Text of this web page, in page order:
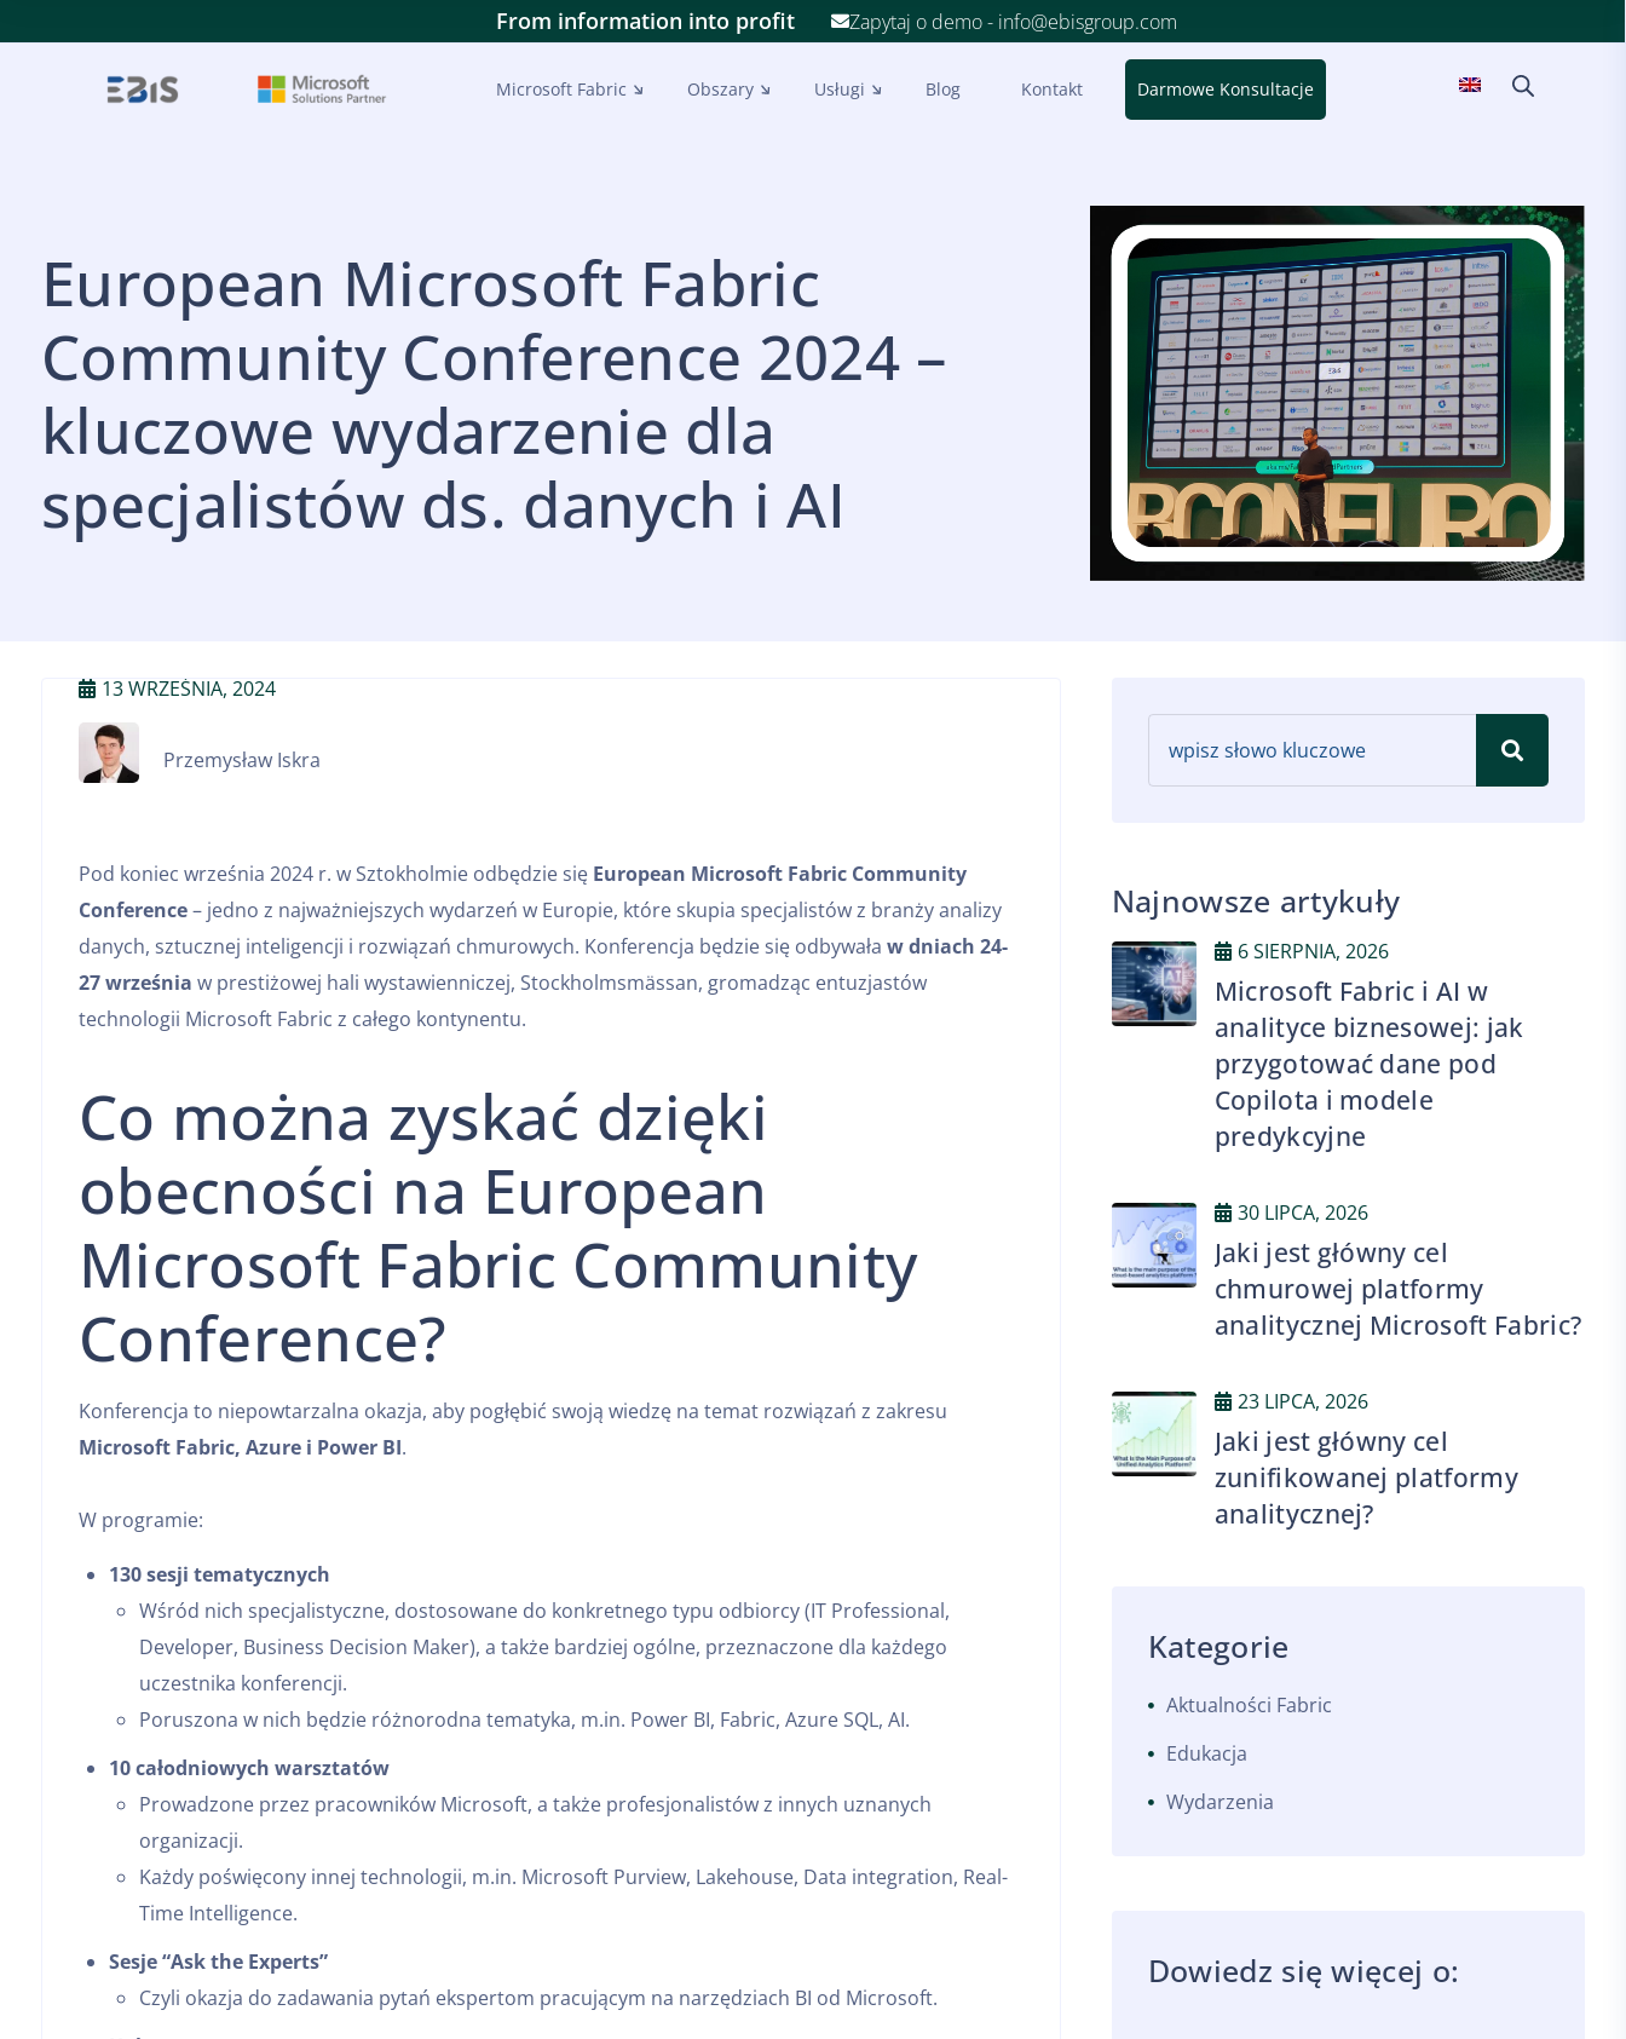
From information into profit Zapytaj o demo - info@ebisgroup.com
Microsoft Fabric Obszary Usługi Blog Kontakt Darmowe Konsultacje
European Microsoft Fabric
Community Conference 2024 –
kluczowe wydarzenie dla
specjalistów ds. danych i AI
13 WRZEŚNIA, 2024
Przemysław Iskra
Pod koniec września 2024 r. w Sztokholmie odbędzie się European Microsoft Fabric Community
Conference– jedno z najważniejszych wydarzeń w Europie, które skupia specjalistów z branży analizy
danych, sztucznej inteligencji i rozwiązań chmurowych. Konferencja będzie się odbywała w dniach 24-
27 września w prestiżowej hali wystawienniczej, Stockholmsmässan, gromadząc entuzjastów
technologii Microsoft Fabric z całego kontynentu.
Co można zyskać dzięki
obecności na European
Microsoft Fabric Community
Conference?
Konferencja to niepowtarzalna okazja, aby pogłębić swoją wiedzę na temat rozwiązań z zakresu
Microsoft Fabric, Azure i Power BI.
W programie:
130 sesji tematycznych
Wśród nich specjalistyczne, dostosowane do konkretnego typu odbiorcy (IT Professional,
Developer, Business Decision Maker), a także bardziej ogólne, przeznaczone dla każdego
uczestnika konferencji.
Poruszona w nich będzie różnorodna tematyka, m.in. Power BI, Fabric, Azure SQL, AI.
10 całodniowych warsztatów
Prowadzone przez pracowników Microsoft, a także profesjonalistów z innych uznanych
organizacji.
Każdy poświęcony innej technologii, m.in. Microsoft Purview, Lakehouse, Data integration, Real-
Time Intelligence.
Sesje “Ask the Experts”
Czyli okazja do zadawania pytań ekspertom pracującym na narzędziach BI od Microsoft.
Najnowsze artykuły
6 SIERPNIA, 2026
Microsoft Fabric i AI w
analityce biznesowej: jak
przygotować dane pod
Copilota i modele
predykcyjne
30 LIPCA, 2026
Jaki jest główny cel
chmurowej platformy
analitycznej Microsoft Fabric?
23 LIPCA, 2026
Jaki jest główny cel
zunifikowanej platformy
analitycznej?
Kategorie
Aktualności Fabric
Edukacja
Wydarzenia
Dowiedz się więcej o: